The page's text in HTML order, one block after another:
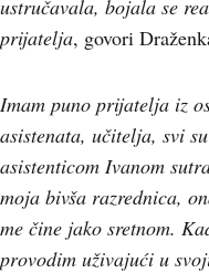
ustručavala, bojala se
prijatelja, govori
Imam puno prijatelja iz
asistenata, učitelja, svi
asistenticom Ivanom
moja bivša razrednica,
me čine jako sretnom.
provodim uživajući u